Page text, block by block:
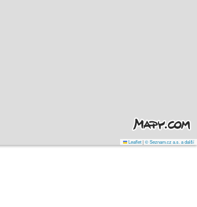
Leaflet|© Seznam.cz a.s. a další